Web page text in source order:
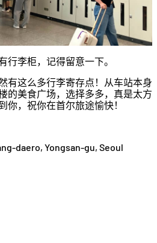
行李柜，记得留意一下。
有这么多行李寄存点！从车站本身
的美食广场，选择多多，真是太方
你，祝你在首尔旅途愉快！
daero, Yongsan-gu, Seoul